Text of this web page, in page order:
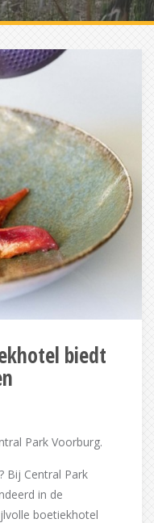
biedt
Park Voorburg.
Bij Central Park
in de
boetiekhotel